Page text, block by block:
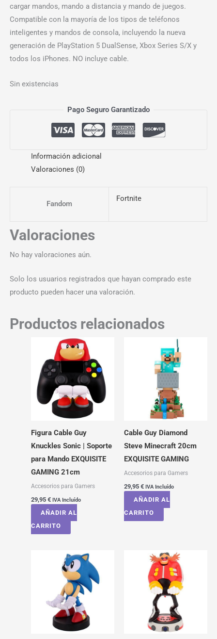
cargar mandos, mando a distancia y mando de juegos.
Compatible con la mayoría de los tipos de teléfonos
inteligentes y mandos de consola, incluyendo la nueva
generación de PlayStation 5 DualSense, Xbox Series S/X y
todos los iPhones. NO incluye cable.
Sin existencias
Pago Seguro Garantizado
Información adicional
Valoraciones (0)
Fandom
Fortnite
Valoraciones
No hay valoraciones aún.
Solo los usuarios registrados que hayan comprado este
producto pueden hacer una valoración.
Productos relacionados
Figura Cable Guy
Knuckles Sonic | Soporte
para Mando EXQUISITE
GAMING 21cm
Accesorios para Gamers
29,95 € IVA Incluído
AÑADIR AL
CARRITO
Cable Guy Diamond
Steve Minecraft 20cm
EXQUISITE GAMING
Accesorios para Gamers
29,95 € IVA Incluído
AÑADIR AL
CARRITO